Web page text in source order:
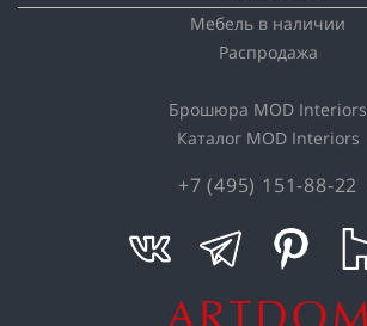
Мебель в наличии
Распродажа
Брошюра MOD Interiors
Каталог MOD Interiors
+7 (495) 151-88-22